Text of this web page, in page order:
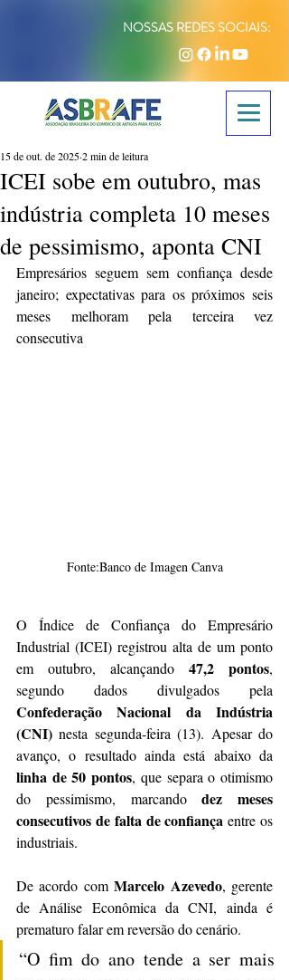
NOSSAS REDES SOCIAIS:
ICEI sobe em outubro, mas
indústria completa 10 meses
de pessimismo, aponta CNI
15 de out. de 20252 min de leitura
Empresários seguem sem confiança desde
janeiro; expectativas para os próximos seis
meses melhoram pela terceira vez
consecutiva
Fonte:Banco de Imagen Canva
O Índice de Confiança do Empresário
Industrial (ICEI) registrou alta de um ponto
em outubro, alcançando 47,2 pontos,
Confederação Nacional da Indústria
(CNI) nesta segunda-feira (13). Apesar do
linha de 50 pontos, que separa o otimismo
do pessimismo, marcando dez meses
consecutivos de falta de confiança entre os
industriais.
De acordo com Marcelo Azevedo, gerente
de Análise Econômica da CNI, ainda é
prematuro falar em reversão do cenário.
“O fim do ano tende a ser mais